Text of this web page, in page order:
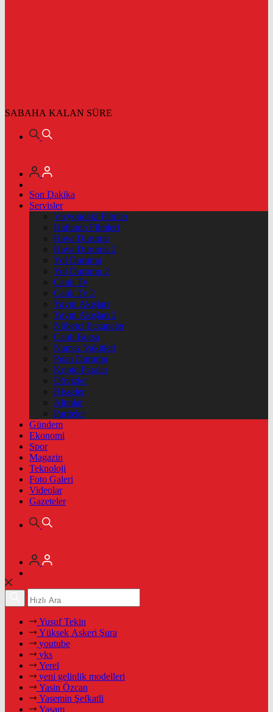
SABAHA KALAN SÜRE
Son Dakika
Servisler
Vizyondaki Filmler
Haftanin Filmleri
Hava Durumu
Hava Durumu 2
Yol Durumu
Yol Durumu 2
Canlı Tv
Canlı Tv 2
Yayın Akışları
Yayın Akışları 2
Nöbetçi Eczaneler
Canlı Borsa
Namaz Vakitleri
Puan Durumu
Kripto Paralar
Dövizler
Hisseler
Altınlar
Pariteler
Gündem
Ekonomi
Spor
Magazin
Teknoloji
Foto Galeri
Videolar
Gazeteler
Yusuf Tekin
Yüksek Askeri Şura
youtube
yks
Yerel
yeni gelinlik modelleri
Yasin Özcan
Yasemin Şefkatli
Yaşam